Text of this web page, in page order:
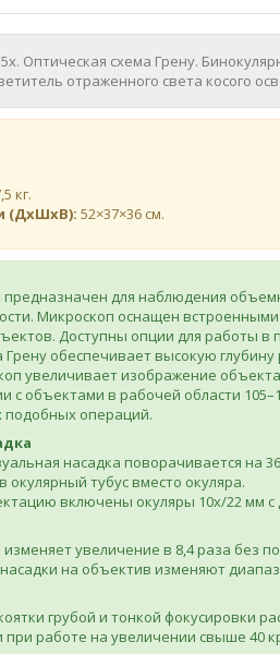
Оптическая схема Грену.
отраженного света косого
кг.
(ДхШхВ): 52×37×36 см.
для наблюдения
Микроскоп оснащен
Доступны опции для работы в
Грену обеспечивает высокую
увеличивает изображение
с объектами в рабочей области
подобных операций.
насадка поворачивается
окулярный тубус вместо окуляра.
включены окуляры 10х/22 мм
увеличение в 8,4 раза без
на объектив изменяют
грубой и тонкой фокусировки
работе на увеличении свыше 40